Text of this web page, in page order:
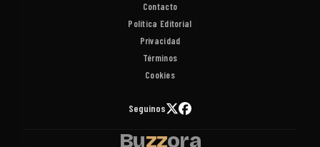
Contacto
Política Editorial
Privacidad
Términos
Cookies
Seguinos
Buzzora